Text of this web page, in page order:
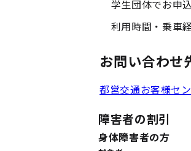
学生団体でお申
利用時間・乗車
お問い合わせ
都営交通お客様セ
障害者の割引
身体障害者の方